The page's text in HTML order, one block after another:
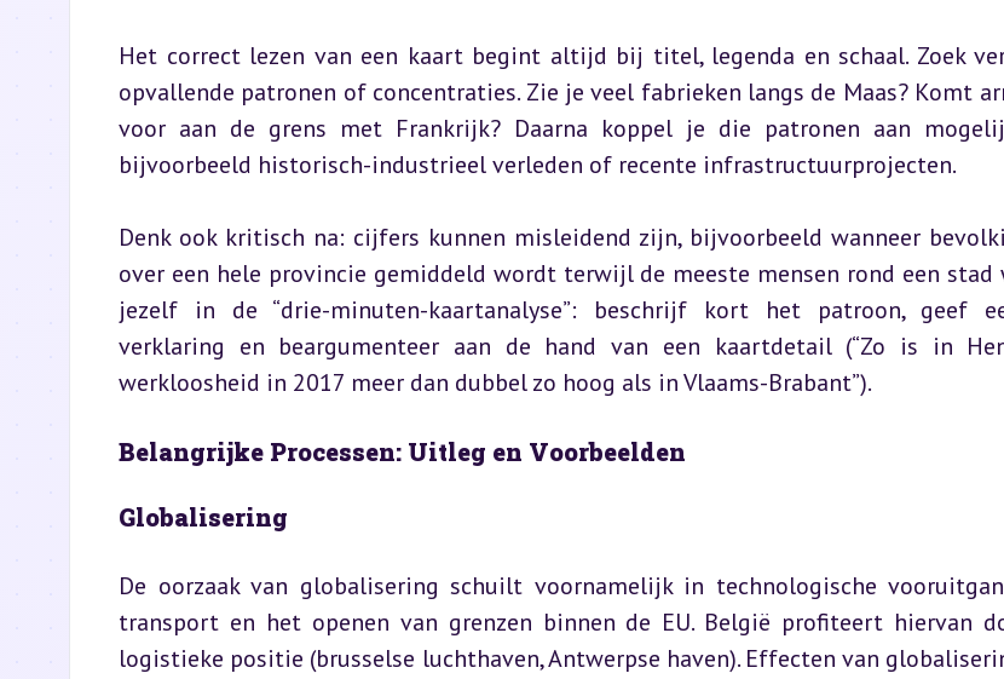
Het correct lezen van een kaart begint altijd bij titel, legenda en schaal. Zoek
opvallende patronen of concentraties. Zie je veel fabrieken langs de Maas? Komt
voor aan de grens met Frankrijk? Daarna koppel je die patronen aan
bijvoorbeeld historisch-industrieel verleden of recente infrastructuurprojecten.
Denk ook kritisch na: cijfers kunnen misleidend zijn, bijvoorbeeld wanneer
over een hele provincie gemiddeld wordt terwijl de meeste mensen rond een stad
jezelf in de “drie-minuten-kaartanalyse”: beschrijf kort het patroon, geef
verklaring en beargumenteer aan de hand van een kaartdetail (“Zo is in
werkloosheid in 2017 meer dan dubbel zo hoog als in Vlaams-Brabant”).
Belangrijke Processen: Uitleg en Voorbeelden
Globalisering
De oorzaak van globalisering schuilt voornamelijk in technologische
transport en het openen van grenzen binnen de EU. België profiteert hiervan
logistieke positie (brusselse luchthaven, Antwerpse haven). Effecten van